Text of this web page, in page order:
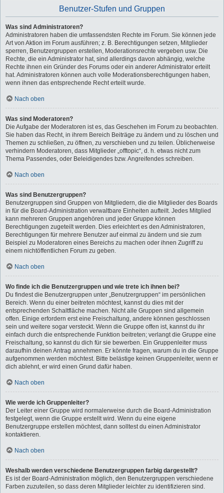
Benutzer-Stufen und Gruppen
Was sind Administratoren?
Administratoren haben die umfassendsten Rechte im Forum. Sie können jede
Art von Aktion im Forum ausführen; z. B. Berechtigungen setzen, Mitglieder
sperren, Benutzergruppen erstellen, Moderationsrechte vergeben usw. Die
Rechte, die ein Administrator hat, sind allerdings davon abhängig, welche
Rechte ihnen ein Gründer des Forums oder ein anderer Administrator erteilt
hat. Administratoren können auch volle Moderationsberechtigungen haben,
wenn ihnen das entsprechende Recht erteilt wurde.
Nach oben
Was sind Moderatoren?
Die Aufgabe der Moderatoren ist es, das Geschehen im Forum zu beobachten.
Sie haben das Recht, in ihrem Bereich Beiträge zu ändern und zu löschen und
Themen zu schließen, zu öffnen, zu verschieben und zu teilen. Üblicherweise
verhindern Moderatoren, dass Mitglieder „offtopic“, d. h. etwas nicht zum
Thema Passendes, oder Beleidigendes bzw. Angreifendes schreiben.
Nach oben
Was sind Benutzergruppen?
Benutzergruppen sind Gruppen von Mitgliedern, die die Mitglieder des Boards
in für die Board-Administration verwaltbare Einheiten aufteilt. Jedes Mitglied
kann mehreren Gruppen angehören und jeder Gruppe können
Berechtigungen zugeteilt werden. Dies erleichtert es den Administratoren,
Berechtigungen für mehrere Benutzer auf einmal zu ändern und sie zum
Beispiel zu Moderatoren eines Bereichs zu machen oder ihnen Zugriff zu
einem nichtöffentlichen Forum zu geben.
Nach oben
Wo finde ich die Benutzergruppen und wie trete ich ihnen bei?
Du findest die Benutzergruppen unter „Benutzergruppen“ im persönlichen
Bereich. Wenn du einer beitreten möchtest, kannst du dies mit der
entsprechenden Schaltfläche machen. Nicht alle Gruppen sind allgemein
offen. Einige erfordern erst eine Freischaltung, andere können geschlossen
sein und weitere sogar versteckt. Wenn die Gruppe offen ist, kannst du ihr
einfach durch die entsprechende Funktion beitreten; verlangt die Gruppe eine
Freischaltung, so kannst du dich für sie bewerben. Ein Gruppenleiter muss
daraufhin deinen Antrag annehmen. Er könnte fragen, warum du in die Gruppe
aufgenommen werden möchtest. Bitte belästige keinen Gruppenleiter, wenn er
dich ablehnt, er wird einen Grund dafür haben.
Nach oben
Wie werde ich Gruppenleiter?
Der Leiter einer Gruppe wird normalerweise durch die Board-Administration
festgelegt, wenn die Gruppe erstellt wird. Wenn du eine eigene
Benutzergruppe erstellen möchtest, dann solltest du einen Administrator
kontaktieren.
Nach oben
Weshalb werden verschiedene Benutzergruppen farbig dargestellt?
Es ist der Board-Administration möglich, den Benutzergruppen verschiedene
Farben zuzuteilen, so dass deren Mitglieder leichter zu identifizieren sind.